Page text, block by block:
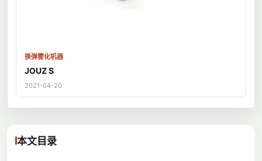
换弹雾化机器
JOUZ S
2021-04-20
本文目录